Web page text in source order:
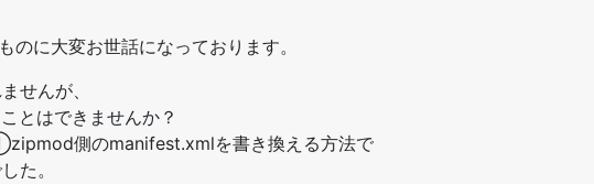
に大変お世話になっております。
せんが、
とはできませんか？
側のmanifest.xmlを書き換える方法で
た。